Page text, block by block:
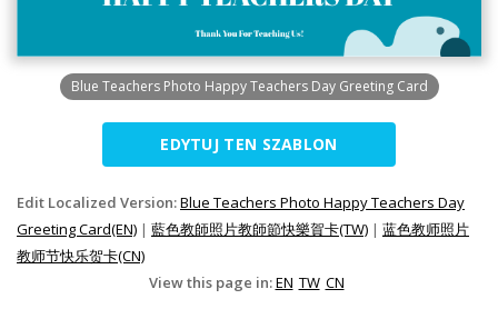
Blue Teachers Photo Happy Teachers Day Greeting Card
EDYTUJ TEN SZABLON
Edit Localized Version:Blue Teachers Photo Happy Teachers Day
Greeting Card(EN) | 藍色教師照片教師節快樂賀卡(TW) | 蓝色教师照片
教师节快乐贺卡(CN)
View this page in:EN TW CN